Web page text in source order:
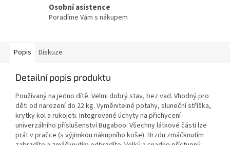
Osobní asistence
Poradíme Vám s nákupem
Popis Diskuze
Detailní popis produktu
Používaný na jedno dítě. Velmi dobrý stav, bez vad. Vhodný pro
děti od narození do 22 kg. Vyměnitelné potahy, sluneční stříška,
krytky kol a rukojeti. Integrované úchyty na přichycení
univerzálního příslušenství Bugaboo. Všechny látkové části lze
prát v pračce (s výjimkou nákupního koše). Brzdu zmáčknutím